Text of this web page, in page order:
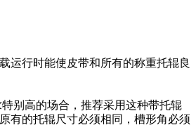
行时能使皮带和所有的称重托辊良
别高的场合，推荐采用这种带托辊
有的托辊尺寸必须相同，槽形角必须